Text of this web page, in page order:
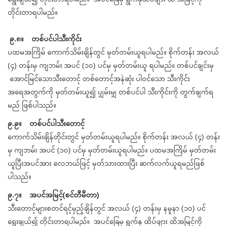
တိုင်းတာရပါမည်။
၉.၈။ တစ်ပင်ပါသီးကိုင်း
ပထမအကြိမ် ကောက်သိမ်းချိန်တွင် မှတ်တမ်းယူရပါမည်။ စိုက်တန်း အလယ်
(၄) တန်းမှ ကျဘမ်း အပင် (၁၀) ပင်မှ မှတ်တမ်းယူ ရပါမည်။ တစ်ပင်ချင်းမှ
အောင်မြင်သောသီးတောင့် တစ်တောင့်အနဲဆုံး ပါဝင်သော သီးကိုင်း
အရေအတွက်ကို မှတ်တမ်းယူ၍ ပျှမ်းမျှ တစ်ပင်ပါ သီးကိုင်းကို တွက်ချက်ရ
မည် ဖြစ်ပါသည်။
၉.၉။ တစ်ပင်ပါသီးတောင့်
ကောက်သိမ်းချိန်တိုင်းတွင် မှတ်တမ်းယူရပါမည်။ စိုက်တန်း အလယ် (၄) တန်း
မှ ကျဘမ်း အပင် (၁၀) ပင်မှ မှတ်တမ်းယူရပါမည်။ ပထမအကြိမ် မှတ်တမ်း
ယူပြီးအပင်အား လေဘယ်ဖြင့် မှတ်သားထားပြီး ဆက်လက်ယူရမည်ဖြစ်
ပါသည်။
၉.၇။ အပင်အမြင့်(စင်တီမီတာ)
သီးတောင့်များစတင်ရင့်မှည့်ချိန်တွင် အလယ် (၄) တန်းမှ နမူနာ (၁၀) ပင်
ရွေးချယ်၍ တိုင်းတာရပါမည်။ အပင်ခြေမှ ရွက်နု ထိပ်ဖျား ထိအမြင့်ကို